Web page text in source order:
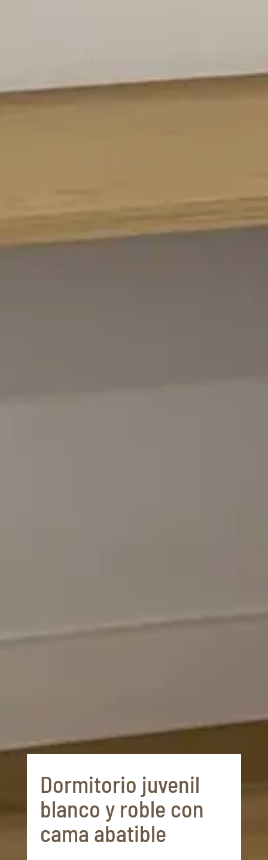
Dormitorio juvenil
blanco y roble con
cama abatible